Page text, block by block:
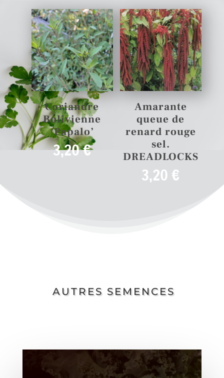
Coriandre
Bolivienne
‘Papalo’
3,20€
Amarante
queue de
renard rouge
sel.
DREADLOCKS
3,20 €
AUTRES SEMENCES